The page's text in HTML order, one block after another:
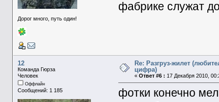
Дорог много, путь один!
фабрике служат
12
Команда Гюрза
Человек
Оффлайн
Сообщений: 1 185
Re: Разгруз-жилет
цифра)
« Ответ #6 : 17 Декабря 2010,
фотки конечно